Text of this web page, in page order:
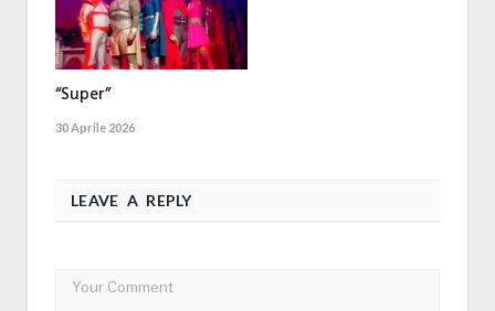
“Super”
30 Aprile 2026
LEAVE A REPLY